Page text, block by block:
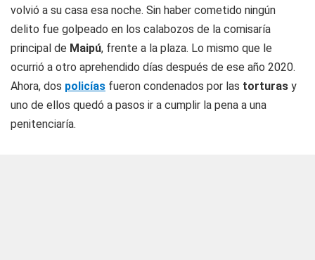
volvió a su casa esa noche. Sin haber cometido ningún
delito fue golpeado en los calabozos de la comisaría
principal de Maipú, frente a la plaza. Lo mismo que le
ocurrió a otro aprehendido días después de ese año 2020.
Ahora, dos policías fueron condenados por las torturas y
uno de ellos quedó a pasos ir a cumplir la pena a una
penitenciaría.